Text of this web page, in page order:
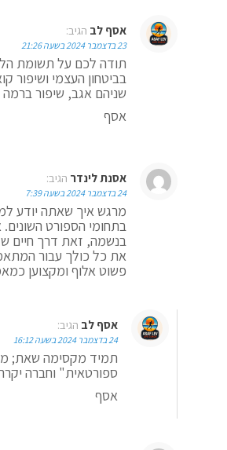
אסף לב הגיב:
23 בדצמבר 2024 בשעה 21:26
תודה לכם על תשומת
בביטחון העצמי ושיפור
שניהם אגב, שיפור
אסף
אסנת לינדר הגיב:
24 בדצמבר 2024 בשעה 7:39
מרגש איך שאתה יודע
בתחומי הספורט
בנשמה, זאת דרך חיים
את כל כולך עבור
פשוט אלוף ומקצוען
אסף לב הגיב:
24 בדצמבר 2024 בשעה 16:12
תמיד מקסימה שאת;
ספורטאית" וחברה
אסף